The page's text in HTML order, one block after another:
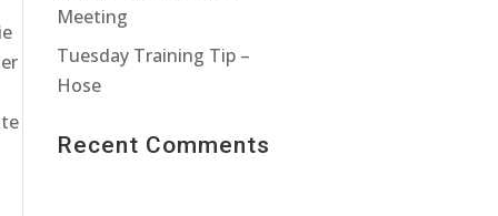
Meeting
Tuesday Training Tip –
Hose
Recent Comments